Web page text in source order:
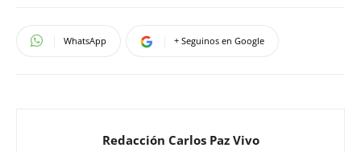
WhatsApp + Seguinos en Google
Redacción Carlos Paz Vivo